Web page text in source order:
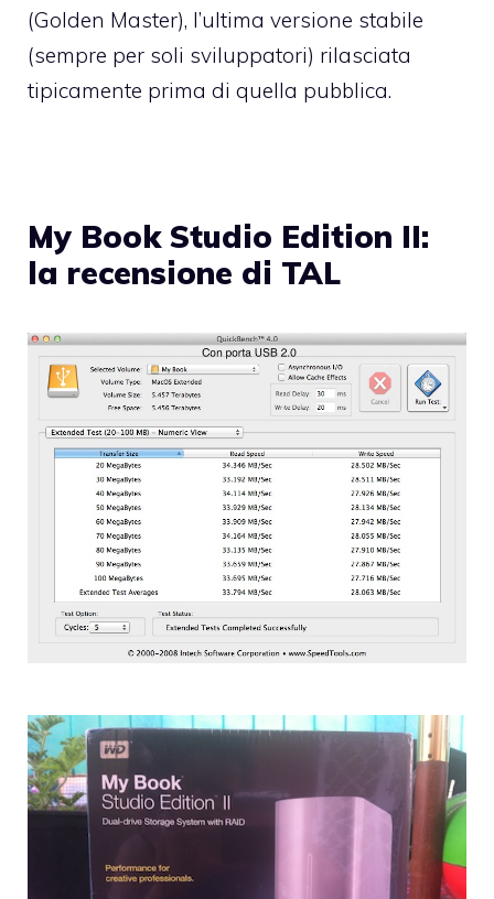
(Golden Master), l’ultima versione stabile
(sempre per soli sviluppatori) rilasciata
tipicamente prima di quella pubblica.
My Book Studio Edition II:
la recensione di TAL